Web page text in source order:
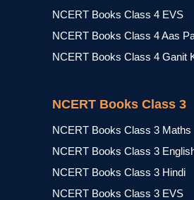
NCERT Books Class 4 EVS
NCERT Books Class 4 Aas
NCERT Books Class 4 Ganit
NCERT Books Class 3
NCERT Books Class 3 Maths
NCERT Books Class 3
NCERT Books Class 3 Hindi
NCERT Books Class 3 EVS